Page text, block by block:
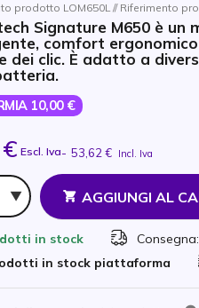
prodotto LOM650L // Riferimento
Signature M650 è un
comfort
dei clic. È adatto a
10,00 €
Escl. Iva- 53,62 € Incl. Iva
AGGIUNGI AL
in stock Consegna:
in stock piattaforma